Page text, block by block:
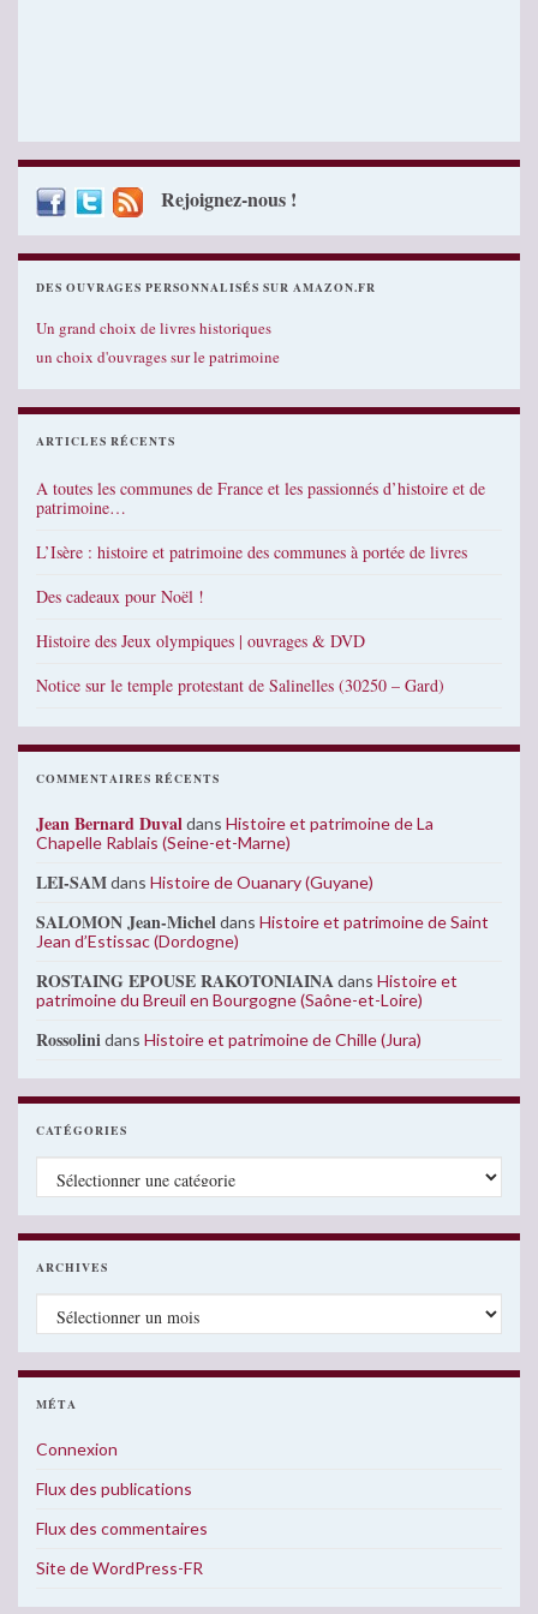
Rejoignez-nous !
DES OUVRAGES PERSONNALISÉS SUR AMAZON.FR
Un grand choix de livres historiques
un choix d'ouvrages sur le patrimoine
ARTICLES RÉCENTS
A toutes les communes de France et les passionnés d’histoire et de
patrimoine…
L’Isère : histoire et patrimoine des communes à portée de livres
Des cadeaux pour Noël !
Histoire des Jeux olympiques | ouvrages & DVD
Notice sur le temple protestant de Salinelles (30250 – Gard)
COMMENTAIRES RÉCENTS
Jean Bernard Duvaldans Histoire et patrimoine de La
Chapelle Rablais (Seine-et-Marne)
LEI-SAMdans Histoire de Ouanary (Guyane)
SALOMON Jean-Micheldans Histoire et patrimoine de Saint
Jean d’Estissac (Dordogne)
ROSTAING EPOUSE RAKOTONIAINAdans Histoire et
patrimoine du Breuil en Bourgogne (Saône-et-Loire)
Rossolinidans Histoire et patrimoine de Chille (Jura)
CATÉGORIES
Catégories
ARCHIVES
Archives
MÉTA
Connexion
Flux des publications
Flux des commentaires
Site de WordPress-FR